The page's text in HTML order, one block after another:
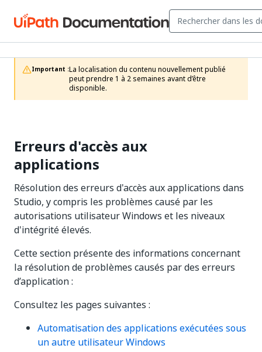
Important :La localisation du contenu nouvellement publié
peut prendre 1 à 2 semaines avant d’être
disponible.
Erreurs d'accès aux
applications
Résolution des erreurs d'accès aux applications dans
Studio, y compris les problèmes causé par les
autorisations utilisateur Windows et les niveaux
d'intégrité élevés.
Cette section présente des informations concernant
la résolution de problèmes causés par des erreurs
d’application :
Consultez les pages suivantes :
Automatisation des applications exécutées sous
un autre utilisateur Windows